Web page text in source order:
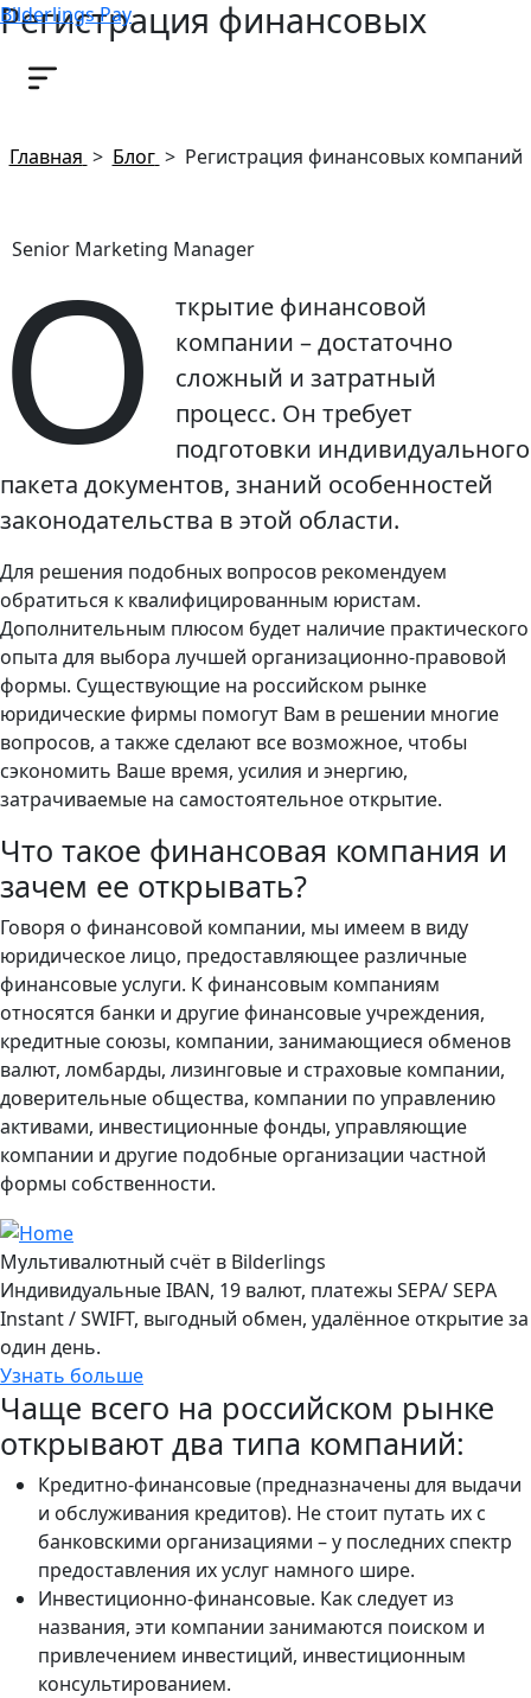
Bilderlings Pay
Регистрация финансовых
компаний
Главная > Блог > Регистрация финансовых компаний
Senior Marketing Manager
О
ткрытие финансовой
компании – достаточно
сложный и затратный
процесс. Он требует
подготовки индивидуального
пакета документов, знаний особенностей
законодательства в этой области.
Для решения подобных вопросов рекомендуем
обратиться к квалифицированным юристам.
Дополнительным плюсом будет наличие практического
опыта для выбора лучшей организационно-правовой
формы. Существующие на российском рынке
юридические фирмы помогут Вам в решении многие
вопросов, а также сделают все возможное, чтобы
сэкономить Ваше время, усилия и энергию,
затрачиваемые на самостоятельное открытие.
Что такое финансовая компания и
зачем ее открывать?
Говоря о финансовой компании, мы имеем в виду
юридическое лицо, предоставляющее различные
финансовые услуги. К финансовым компаниям
относятся банки и другие финансовые учреждения,
кредитные союзы, компании, занимающиеся обменов
валют, ломбарды, лизинговые и страховые компании,
доверительные общества, компании по управлению
активами, инвестиционные фонды, управляющие
компании и другие подобные организации частной
формы собственности.
Мультивалютный счёт в Bilderlings
Индивидуальные IBAN, 19 валют, платежы SEPA/ SEPA
Instant / SWIFT, выгодный обмен, удалённое открытие за
один день.
Узнать больше
Чаще всего на российском рынке
открывают два типа компаний:
Кредитно-финансовые (предназначены для выдачи
и обслуживания кредитов). Не стоит путать их с
банковскими организациями – у последних спектр
предоставления их услуг намного шире.
Инвестиционно-финансовые. Как следует из
названия, эти компании занимаются поиском и
привлечением инвестиций, инвестиционным
консультированием.